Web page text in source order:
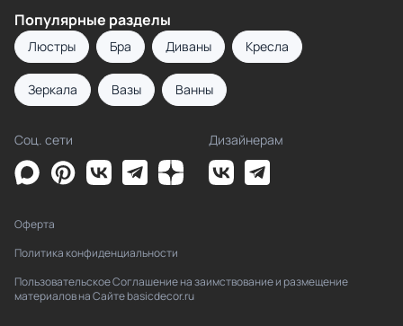
Популярные разделы
Люстры Бра Диваны Кресла
Зеркала Вазы Ванны
Соц. сети Дизайнерам
Оферта
Политика конфиденциальности
Пользовательское Соглашение на заимствование и размещение
материалов на Сайте basicdecor.ru